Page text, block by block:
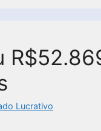
Lucrativo